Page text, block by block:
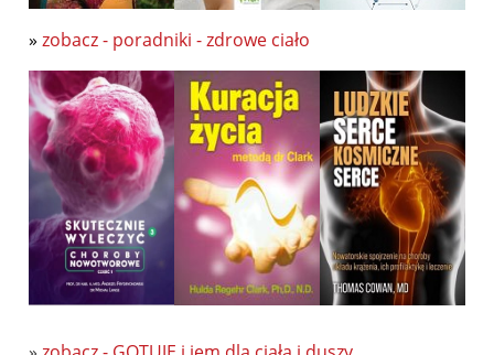
» zobacz - poradniki - zdrowe ciało